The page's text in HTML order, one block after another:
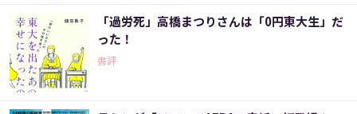
「過労死」高橋まつりさんは「0円東大生」だ
った！
書評